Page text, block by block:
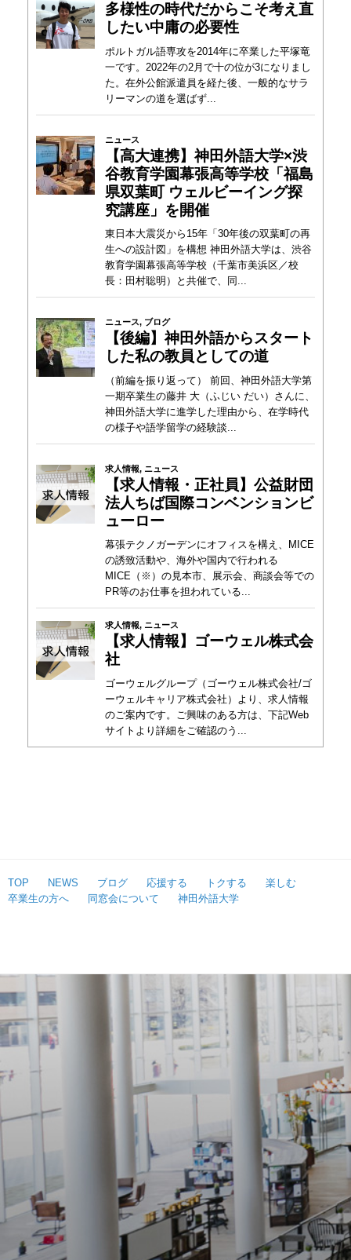
多様性の時代だからこそ考え直
したい中庸の必要性
ポルトガル語専攻を2014年に卒業した平塚竜
一です。2022年の2月で十の位が3になりまし
た。在外公館派遣員を経た後、一般的なサラ
リーマンの道を選ばず...
ニュース
【高大連携】神田外語大学×渋
谷教育学園幕張高等学校「福島
県双葉町 ウェルビーイング探
究講座」を開催
東日本大震災から15年「30年後の双葉町の再
生への設計図」を構想 神田外語大学は、渋谷
教育学園幕張高等学校（千葉市美浜区／校
長：田村聡明）と共催で、同...
ニュース, ブログ
【後編】神田外語からスタート
した私の教員としての道
（前編を振り返って） 前回、神田外語大学第
一期卒業生の藤井 大（ふじい だい）さんに、
神田外語大学に進学した理由から、在学時代
の様子や語学留学の経験談...
求人情報, ニュース
【求人情報・正社員】公益財団
法人ちば国際コンベンションビ
ューロー
幕張テクノガーデンにオフィスを構え、MICE
の誘致活動や、海外や国内で行われる
MICE（※）の見本市、展示会、商談会等での
PR等のお仕事を担われている...
求人情報, ニュース
【求人情報】ゴーウェル株式会
社
ゴーウェルグループ（ゴーウェル株式会社/ゴ
ーウェルキャリア株式会社）より、求人情報
のご案内です。ご興味のある方は、下記Web
サイトより詳細をご確認のう...
TOP NEWS ブログ 応援する トクする
楽しむ
卒業生の方へ
同窓会について 神田外語大学